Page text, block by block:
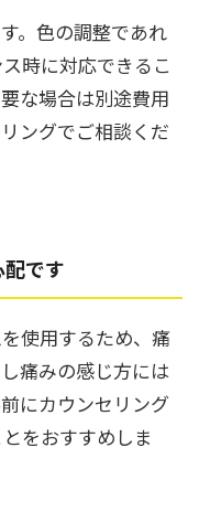
。色の調整であれ
時に対応できるこ
な場合は別途費用
ングでご相談くだ
です
使用するため、痛
痛みの感じ方には
にカウンセリング
をおすすめしま